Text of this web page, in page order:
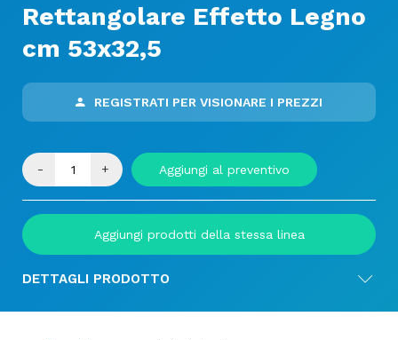
Rettangolare Effetto Legno
cm 53x32,5
REGISTRATI PER VISIONARE I PREZZI
- + Aggiungi al preventivo
Aggiungi prodotti della stessa linea
DETTAGLI PRODOTTO